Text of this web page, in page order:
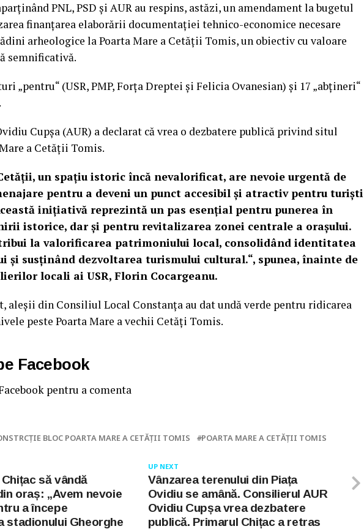
PNL, PSD și AUR au respins, astăzi, un amendament la bugetul
finanțarea elaborării documentației tehnico-economice necesare
arheologice la Poarta Mare a Cetății Tomis, un obiectiv cu valoare
semnificativă.
„pentru“ (USR, PMP, Forța Dreptei și Felicia Ovanesian) și 17 „abțineri“
Cupșa (AUR) a declarat că vrea o dezbatere publică privind situl
a Cetății Tomis.
un spațiu istoric încă nevalorificat, are nevoie urgentă de
pentru a deveni un punct accesibil și atractiv pentru turiști
inițiativă reprezintă un pas esențial pentru punerea în
istorice, dar și pentru revitalizarea zonei centrale a orașului.
la valorificarea patrimoniului local, consolidând identitatea
și susținând dezvoltarea turismului cultural.“, spunea, înainte de
locali ai USR, Florin Cocargeanu.
aleșii din Consiliul Local Constanța au dat undă verde pentru ridicarea
peste Poarta Mare a vechii Cetăți Tomis.
Facebook
pentru a comenta
BLOC POARTA MARE A CETĂȚII TOMIS POARTA MARE A CETĂȚII TOMIS
UP NEXT
Vânzarea terenului din Piața
Ovidiu se amână. Consilierul AUR
Ovidiu Cupșa vrea dezbatere
publică. Primarul Chițac a retras
să vândă
oraș: „Avem nevoie
a începe
stadionului Gheorghe